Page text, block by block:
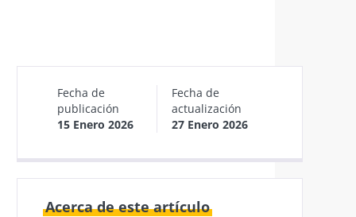
Fecha de
publicación
15 Enero 2026
Fecha de
actualización
27 Enero 2026
Acerca de este artículo